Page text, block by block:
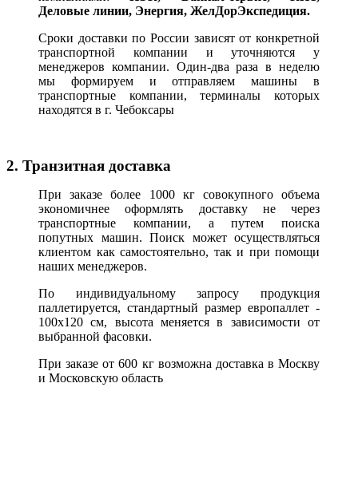
Деловые линии, Энергия, ЖелДорЭкспедиция.
Сроки доставки по России зависят от конкретной
транспортной компании и уточняются у
менеджеров компании. Один-два раза в неделю
мы формируем и отправляем машины в
транспортные компании, терминалы которых
находятся в г. Чебоксары
2. Транзитная доставка
При заказе более 1000 кг совокупного объема
экономичнее оформлять доставку не через
транспортные компании, а путем поиска
попутных машин. Поиск может осуществляться
клиентом как самостоятельно, так и при помощи
наших менеджеров.
По индивидуальному запросу продукция
паллетируется, стандартный размер европаллет -
100х120 см, высота меняется в зависимости от
выбранной фасовки.
При заказе от 600 кг возможна доставка в Москву
и Московскую область